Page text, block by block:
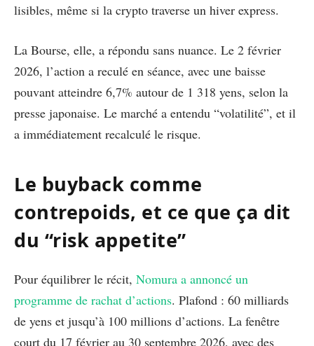
lisibles, même si la crypto traverse un hiver express.
La Bourse, elle, a répondu sans nuance. Le 2 février
2026, l’action a reculé en séance, avec une baisse
pouvant atteindre 6,7% autour de 1 318 yens, selon la
presse japonaise. Le marché a entendu “volatilité”, et il
a immédiatement recalculé le risque.
Le buyback comme
contrepoids, et ce que ça dit
du “risk appetite”
Pour équilibrer le récit, Nomura a annoncé un
programme de rachat d’actions. Plafond : 60 milliards
de yens et jusqu’à 100 millions d’actions. La fenêtre
court du 17 février au 30 septembre 2026, avec des